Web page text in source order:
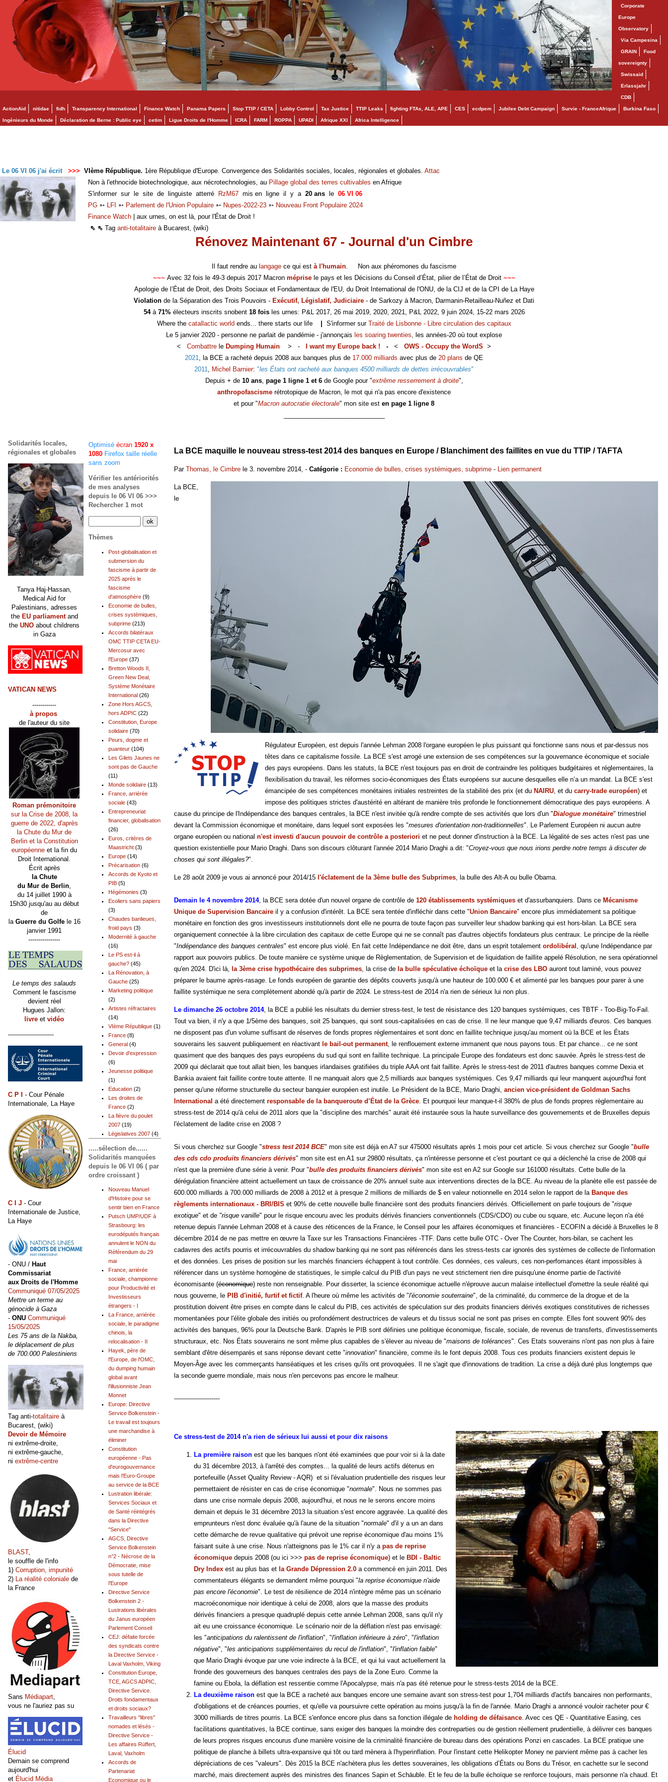
Corporate
Europe
Observatory
Via Campesina
GRAIN Food
sovereignty
Swissaid
Erlassjahr
CDB
ActionAid nitidae fidh Transparency International Finance Watch Panama Papers Stop TTIP / CETA Lobby Control Tax Justice TTIP Leaks fighting FTAs, ALE, APE CES ecdpem Jubilee Debt Campaign Survie - FranceAfrique Burkina Faso
Ingénieurs du Monde Déclaration de Berne : Public eye cetim Ligue Droits de l'Homme ICRA FARM ROPPA UPADI Afrique XXI Africa Intelligence
Le 06 VI 06 j'ai écrit >>> VIème République. 1ère République d'Europe. Convergence des Solidarités sociales, locales, régionales et globales. Attac
Non à l'ethnocide biotechnologique, aux nécrotechnologies, au Pillage global des terres cultivables en Afrique
S'informer sur le site de linguiste atterré RzM67 mis en ligne il y a20 ans le 06 VI 06
PG ➳ LFI ➳ Parlement de l'Union Populaire ➳ Nupes-2022-23 ➳ Nouveau Front Populaire 2024
Finance Watch | aux urnes, on est là, pour l'État de Droit !
⇖ ⇖ Taganti-totalitaire à Bucarest, (wiki)
Rénovez Maintenant 67 - Journal d'un Cimbre
Il faut rendre au langage ce qui est à l'humain. Non aux phéromones du fascisme
~~~ Avec 32 fois le 49-3 depuis 2017 Macron méprisele pays et les Décisions du Conseil d’État, pilier de l’État de Droit~~~
Apologie de l’État de Droit, des Droits Sociaux et Fondamentaux de l'EU, du Droit International de l'ONU, de la CIJ et de la CPI de La Haye
Violation de la Séparation des Trois Pouvoirs - Exécutif, Législatif, Judiciaire - de Sarkozy à Macron, Darmanin-Retailleau-Nuñez et Dati
54à 71%électeurs inscrits snobent 18 foisles urnes: P&L 2017, 26 mai 2019, 2020, 2021, P&L 2022, 9 juin 2024, 15-22 mars 2026
Where the catallactic world ends... there starts our life S'informer sur Traité de Lisbonne - Libre circulation des capitaux
Le 5 janvier 2020 - personne ne parlait de pandémie - j'annonçais les soaring twenties, les années-20 où tout explose
< Combattre le Dumping Humain > - I want my Europe back ! - < OWS - Occupy the WordS >
2021, la BCE a racheté depuis 2008 aux banques plus de 17.000 milliards avec plus de 20 plans de QE
2011, Michel Barnier: "les États ont racheté aux banques 4500 milliards de dettes irrécouvrables"
Depuis + de 10 ans, page 1 ligne 1 et 6 de Google pour "extrême resserrement à droite",
anthropofascisme rétrotopique de Macron, le mot qui n'a pas encore d'existence
et pour "Macron autocratie électorale" mon site est en page 1 ligne 8
La BCE maquille le nouveau stress-test 2014 des banques en Europe / Blanchiment des faillites en vue du TTIP / TAFTA
Par Thomas, le Cimbre le 3. novembre 2014, - Catégorie : Economie de bulles, crises systémiques, subprime - Lien permanent
La BCE,
le
Régulateur Européen, est depuis l'année Lehman 2008 l'organe européen le plus puissant qui fonctionne sans nous et par-dessus nos
têtes dans ce capitalisme fossile. La BCE s'est arrogé une extension de ses compétences sur la gouvernance économique et sociale
des pays européens. Dans les statuts, la BCE n'est toujours pas en droit de contraindre les politiques budgétaires et réglementaires, la
flexibilisation du travail, les réformes socio-économiques des États européens sur aucune desquelles elle n’a un mandat. La BCE s'est
émancipée de ses compétences monétaires initiales restreintes de la stabilité des prix (et du NAIRU , et ducarry-trade européen) et
impose des politiques strictes d'austérité en altérant de manière très profonde le fonctionnement démocratique des pays européens. A
cause du principe de l'Indépendance des banques centrales, la BCE n'est invitée qu'à rendre compte de ses activités que lors d'un "Dialogue monétaire" trimestriel
devant la Commission économique et monétaire, dans lequel sont exposées les "mesures d'orientation non-traditionnelles". Le Parlement Européen ni aucun autre
organe européen ou national n'est investi d'aucun pouvoir de contrôle a posteriori et ne peut donner d'instruction à la BCE. La légalité de ses actes n'est pas une
question existentielle pour Mario Draghi. Dans son discours clôturant l'année 2014 Mario Draghi a dit: "Croyez-vous que nous irions perdre notre temps à discuter de
choses qui sont illégales?".
Le 28 août 2009 je vous ai annoncé pour 2014/15 l'éclatement de la 3ème bulle des Subprimes , la bulle des Alt-A ou bulle Obama.
Demain le 4 novembre 2014, la BCE sera dotée d'un nouvel organe de contrôle de 120 établissements systémiques et d'assurbanquiers. Dans ce Mécanisme
Unique de Supervision Bancaire il y a confusion d'intérêt. La BCE sera tentée d'infléchir dans cette "Union Bancaire" encore plus immédiatement sa politique
monétaire en fonction des gros investisseurs institutionnels dont elle ne pourra de toute façon pas surveiller leur shadow banking qui est hors-bilan. La BCE sera
organiquement connectée à la libre circulation des capitaux de cette Europe qui ne se connaît pas d'autres objectifs fondateurs plus centraux. Le principe de la réelle
"Indépendance des banques centrales" est encore plus violé. En fait cette Indépendance ne doit être, dans un esprit totalement ordolibéral
, qu'une Indépendance par
rapport aux pouvoirs publics. De toute manière ce système unique de Règlementation, de Supervision et de liquidation de faillite appelé Résolution, ne sera opérationnel
qu'en 2024. D'ici là,
la 3ème crise hypothécaire des subprimes , la crise de la bulle spéculative échoïque et la crise des LBO auront tout laminé, vous pouvez
préparer le baume après-rasage. Le fonds européen de garantie des dépôts couverts jusqu'à une hauteur de 100.000 € et alimenté par les banques pour parer à une
faillite systémique ne sera complètement abondé qu'à partir de 2024. Le stress-test de 2014 n'a rien de sérieux lui non plus.
Le dimanche 26 octobre 2014, la BCE a publié les résultats du dernier stress-test, le test de résistance des 120 banques systémiques, ces TBTF - Too-Big-To-Fail.
Tout va bien, il n'y a que 1/5ème des banques, soit 25 banques, qui sont sous-capitalisées en cas de crise. Il ne leur manque que 9,47 milliards d'euros. Ces banques
ne disposent pas d'un volume suffisant de réserves de fonds propres réglementaires et sont donc en faillite technique jusqu'au moment où la BCE et les États
souverains les sauvent publiquement en réactivant le bail-out permanent, le renflouement externe immanent que nous payons tous. Et par chance... ce ne sont
quasiment que des banques des pays européens du sud qui sont en faillite technique. La principale Europe des fondateurs est donc sauvée. Après le stress-test de
2009 qui déclarait que tout allait bien, les banques irlandaises gratifiées du triple AAA ont fait faillite. Après le stress-test de 2011 d'autres banques comme Dexia et
Bankia avaient fait faillite contre toute attente. Il ne manquait alors que 2,5 milliards aux banques systémiques. Ces 9,47 milliards qui leur manquent aujourd'hui font
penser qu'une réforme structurelle du secteur banquier européen est inutile. Le Président de la BCE, Mario Draghi, ancien vice-président de Goldman Sachs
International a été directement responsable de la banqueroute d’État de la Grèce. Et pourquoi leur manque-t-il 380% de plus de fonds propres règlementaire au
stress-test de 2014 qu'à celui de 2011 alors que la "discipline des marchés" aurait été instaurée sous la haute surveillance des gouvernements et de Bruxelles depuis
l'éclatement de ladite crise en 2008 ?
Si vous cherchez sur Google "stress test 2014 BCE" mon site est déjà en A7 sur 475000 résultats après 1 mois pour cet article. Si vous cherchez sur Google "bulle
des cds cdo produits financiers dérivés" mon site est en A1 sur 29800 résultats, ça n'intéresse personne et c'est pourtant ce qui a déclenché la crise de 2008 qui
n'est que la première d'une série à venir. Pour "bulle des produits financiers dérivés" mon site est en A2 sur Google sur 161000 résultats. Cette bulle de la
dérégulation financière atteint actuellement un taux de croissance de 20% annuel suite aux interventions directes de la BCE. Au niveau de la planète elle est passée de
600.000 milliards à 700.000 milliards de 2008 à 2012 et à presque 2 millions de milliards de $ en valeur notionnelle en 2014 selon le rapport de la Banque des
règlements internationaux - BRI/BIS et 90% de cette nouvelle bulle financière sont des produits financiers dérivés. Officiellement on parle toujours de "risque
exotique" et de "risque vanille" pour le risque encouru avec les produits dérivés financiers conventionnels (CDS/CDO) ou cube ou square, etc. Aucune leçon n'a été
retenue depuis l'année Lehman 2008 et à cause des réticences de la France, le Conseil pour les affaires économiques et financières - ECOFIN a décidé à Bruxelles le 8
décembre 2014 de ne pas mettre en œuvre la Taxe sur les Transactions Financières -TTF. Dans cette bulle OTC - Over The Counter, hors-bilan, se cachent les
cadavres des actifs pourris et irrécouvrables du shadow banking qui ne sont pas référencés dans les stress-tests car ignorés des systèmes de collecte de l'information
et des données. Les prises de position sur les marchés financiers échappent à tout contrôle. Ces données, ces valeurs, ces non-perfomances étant impossibles à
référencer dans un système homogène de statistiques, le simple calcul du PIB d'un pays ne veut strictement rien dire puisqu'une énorme partie de l'activité
économisante (économique) reste non renseignable. Pour disserter, la science économique actuelle n'éprouve aucun malaise intellectuel d'omettre la seule réalité qui
nous gouverne, le PIB d'initié, furtif et fictif. A l'heure où même les activités de "l'économie souterraine", de la criminalité, du commerce de la drogue et de la
prostitution doivent être prises en compte dans le calcul du PIB, ces activités de spéculation sur des produits financiers dérivés exotiques constitutives de richesses
momentanées pour l'élite globale des initiés ou profondément destructrices de valeurs et du tissus social ne sont pas prises en compte. Elles font souvent 90% des
activités des banques, 96% pour la Deutsche Bank. D'après le PIB sont définies une politique économique, fiscale, sociale, de revenus de transferts, d'investissements
structuraux, etc. Nos États souverains ne sont même plus capables de s'élever au niveau de "maisons de tolérances". Ces Etats souverains n'ont pas non plus à faire
semblant d'être désemparés et sans réponse devant cette "innovation" financière, comme ils le font depuis 2008. Tous ces produits financiers existent depuis le
Moyen-Âge avec les commerçants hanséatiques et les crises qu'ils ont provoquées. Il ne s'agit que d'innovations de tradition. La crise a déjà duré plus longtemps que
la seconde guerre mondiale, mais nous n'en percevons pas encore le malheur.
-----------------------
Ce stress-test de 2014 n'a rien de sérieux lui aussi et pour dix raisons
La première raison est que les banques n'ont été examinées que pour voir si à la date
du 31 décembre 2013, à l'arrêté des comptes... la qualité de leurs actifs détenus en
portefeuille (Asset Quality Review - AQR) et si l'évaluation prudentielle des risques leur
permettaient de résister en cas de crise économique "normale". Nous ne sommes pas
dans une crise normale depuis 2008, aujourd'hui, et nous ne le serons encore moins
demain et depuis le 31 décembre 2013 la situation s'est encore aggravée. La qualité des
emprunteurs n'est donc évaluée qu'à l'aune de la situation "normale" d'il y a un an dans
cette démarche de revue qualitative qui prévoit une reprise économique d'au moins 1%
faisant suite à une crise. Nous n'atteignons pas le 1% car il n'y a pas de reprise
économique depuis 2008 (ou ici >>> pas de reprise économique) et le BDI - Baltic
Dry Index est au plus bas et la Grande Dépression 2.0 a commencé en juin 2011. Des
commentateurs élégants se demandent même pourquoi "la reprise économique n'aide
pas encore l'économie". Le test de résilience de 2014 n'intègre même pas un scénario
macroéconomique noir identique à celui de 2008, alors que la masse des produits
dérivés financiers a presque quadruplé depuis cette année Lehman 2008, sans qu'il n'y
ait eu une croissance économique. Le scénario noir de la déflation n'est pas envisagé:
les "anticipations du ralentissent de l'inflation", "l'inflation inférieure à zéro", "l'inflation
négative", "les anticipations supplémentaires du recul de l'inflation", "l'inflation faible"
que Mario Draghi évoque par une voie indirecte à la BCE, et qui lui vaut actuellement la
fronde des gouverneurs des banques centrales des pays de la Zone Euro. Comme la
famine ou Ebola, la déflation est ressentie comme l'Apocalypse, mais n'a pas été retenue pour le stress-tests 2014 de la BCE.
La deuxième raison est que la BCE a racheté aux banques encore une semaine avant son stress-test pour 1,704 milliards d'actifs bancaires non performants,
d'obligations et de créances pourries, et qu'elle va poursuivre cette opération au moins jusqu'à la fin de l'année. Mario Draghi a annoncé vouloir racheter pour €
3000 milliards de titres pourris. La BCE s'enfonce encore plus dans sa fonction illégale de holding de défaisance . Avec ces QE - Quantitative Easing, ces
facilitations quantitatives, la BCE continue, sans exiger des banques la moindre des contreparties ou de gestion réellement prudentielle, à délivrer ces banques
de leurs propres risques encourus d'une manière voisine de la criminalité financière de bureau dans des opérations Ponzi en cascades. La BCE pratique une
politique de planche à billets ultra-expansive qui tôt ou tard mènera à l'hyperinflation. Pour l'instant cette Helikopter Money ne parvient même pas à cacher les
dépréciations de ces "valeurs". Dès 2015 la BCE n'achètera plus les dettes souveraines, les obligations d’États ou Bons du Trésor, en cachette sur le second
marché, mais directement auprès des ministres des finances Sapin et Schäuble. Et le feu de la bulle échoïque se renforce toujours, mais personne n'a chaud. Et
Optimisé écran 1920 x
1080 Firefox taille réelle
sans zoom
Vérifier les antériorités
de mes analyses
depuis le 06 VI 06 >>>
Rechercher 1 mot
Thèmes
Post-globalisation et
submersion du
fascisme à partir de
2025 après le
fascisme
d'atmosphère (9)
Economie de bulles,
crises systémiques,
subprime (213)
Accords bilatéraux
OMC TTIP CETA EU-
Mercosur avec
l'Europe (37)
Bretton Woods II,
Green New Deal,
Système Monétaire
International (26)
Zone Hors AGCS,
hors ADPIC (22)
Constitution, Europe
solidaire (70)
Peurs, dogme et
puanteur (104)
Les Gilets Jaunes ne
sont pas de Gauche
(11)
Monde solidaire (13)
France, arriérée
sociale (43)
Entrepreneuriat
financier, globalisation
(26)
Euros, critères de
Maastricht (3)
Europe (14)
Précarisation (6)
Accords de Kyoto et
PIB (5)
Hégémonies (3)
Ecoliers sans papiers
(3)
Chaudes banlieues,
froid pays (3)
Modernité à gauche
(16)
Le PS est-il à
gauche? (45)
La Rénovation, à
Gauche (25)
Marketing politique
(2)
Artistes réfractaires
(14)
VIème République (1)
France (8)
General (4)
Devoir d'expression
(6)
Jeunesse politique
(1)
Education (2)
Les droites de
France (2)
La fièvre du poulet
2007 (19)
Législatives 2007 (4)
.....sélection de......
Solidarités manquées
depuis le 06 VI 06 ( par
ordre croissant )
Nouveau Manuel
d'Histoire pour se
sentir bien en France
Putsch UMP/UDF à
Strasbourg: les
eurodéputés français
annulent le NON du
Référendum du 29
mai
France, arriérée
sociale, championne
pour Productivité et
Investisseurs
étrangers - I
La France, arriérée
sociale, le paradigme
chinois, la
relocalisation - II
Hayek, père de
l'Europe, de l'OMC,
du dumping humain
global avant
l'illusionniste Jean
Monnet
Europe: Directive
Service Bolkenstein -
Le travail est toujours
une marchandise à
éliminer
Constitution
européenne - Pas
d'eurogouvernance
mais l'Euro-Groupe
au service de la BCE
Lustration libérale:
Services Sociaux et
de Santé réintégrés
dans la Directive
"Service"
AGCS, Directive
Service Bolkenstein
n°2 - Nécrose de la
Démocratie, mise
sous tutelle de
l'Europe
Directive Service
Bolkenstein 2 -
Lustrations libérales
du Janus européen
Parlement Conseil
CEJ: défaite forcée
des syndicats contre
la Directive Service -
Laval Vaxholm, Viking
Constitution Europe,
TCE, AGCS ADPIC,
Directive Service.
Droits fondamentaux
et droits sociaux?
Travailleurs "libres"
nomades et lésés -
Directive Service -
Les affaires Rüffert,
Laval, Vaxholm
Accords de
Partenariat
Economique ou le
Solidarités locales,
régionales et globales
Tanya Haj-Hassan,
Medical Aid for
Palestinians, adresses
the EU parliamentand
the UNO about childrens
in Gaza
VATICAN NEWS
------------
à propos
de l'auteur du site
Roman prémonitoire
sur la Crise de 2008, la
guerre de 2022, d'après
la Chute du Mur de
Berlin et la Constitution
européenne et la fin du
Droit International.
Écrit après
la Chute
du Mur de Berlin
du 14 juillet 1990 à
15h30 jusqu'au au début
de
la Guerre du Golfele 16
janvier 1991
----------------
Le temps des salauds
Comment le fascisme
devient réel
Hugues Jallon:
livre et vidéo
-----------------------
C P I
- Cour Pénale
Internationale, La Haye
C I J - Cour
Internationale de Justice,
La Haye
- ONU / Haut
Commissariat
aux Droits de l'Homme
Communiqué 07/05/2025
Mettre un terme au
génocide à Gaza
- ONU Communiqué
15/05/2025
Les 75 ans de la Nakba,
le déplacement de plus
de 700.000 Palestiniens
Tag anti-totalitaire à
Bucarest, (wiki)
Devoir de Mémoire
ni extrême-droite,
ni extrême-gauche,
ni extrême-centre
BLAST,
le souffle de l'info
1) Corruption, impunité
2)
La réalité coloniale de
la France
Sans Médiapart
vous ne l'auriez pas su
Élucid
Demain se comprend
aujourd'hui
et Élucid Média